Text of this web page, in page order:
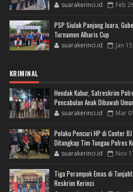
suarakerinci.id Feb
PSP Siulak Panjang Juara,
Turnamen Alharis Cup
suarakerinci.id Jan
KRIMINAL
Hendak Kabur, Satreskrim
Pencabulan Anak Dibawah
suarakerinci.id Mar
Pelaku Pencuri HP di Conter
Ditangkap Tim Tungau Polres
suarakerinci.id Nov
Tiga Perampok Emas di
Reskrim Kerinci